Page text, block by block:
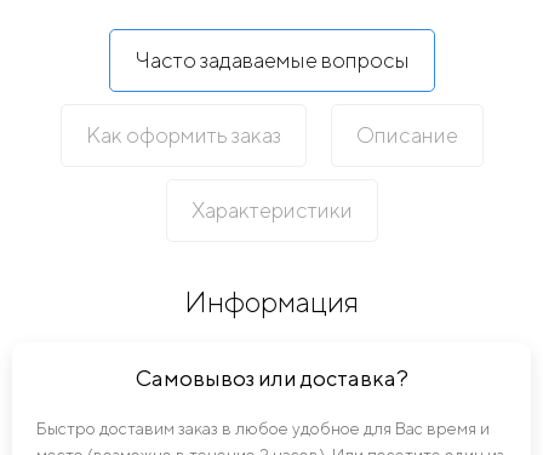
Часто задаваемые вопросы
Как оформить заказ Описание
Характеристики
Информация
Самовывоз или доставка?
Быстро доставим заказ в любое удобное для Вас время и